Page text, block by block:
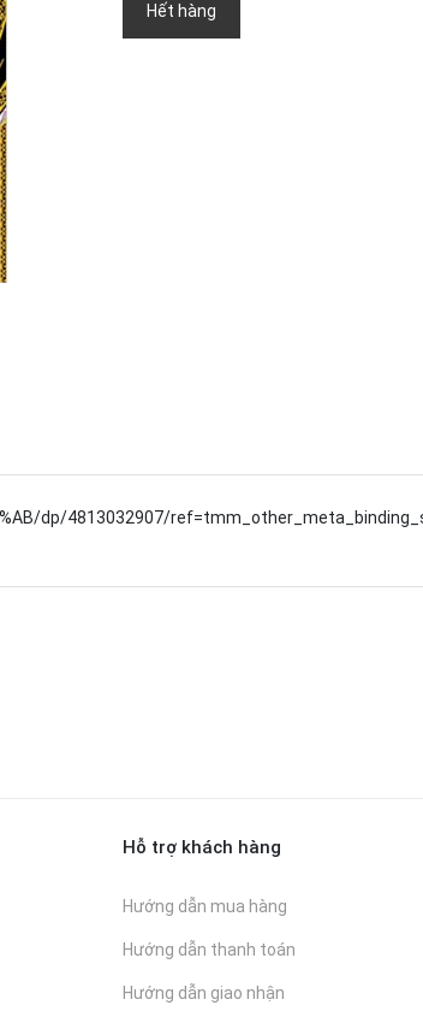
Hết hàng
dp/4813032907/
Hỗ trợ khách hàng
Hướng dẫn mua hàng
Hướng dẫn thanh toán
Hướng dẫn giao nhận